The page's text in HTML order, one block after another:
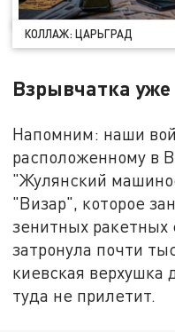
КОЛЛАЖ: ЦАРЬГРАД
Взрывчатка
Напомним: наши
расположенному в
"Жулянский
"Визар", которое
зенитных
затронула почти
киевская верхушка
туда не прилетит.